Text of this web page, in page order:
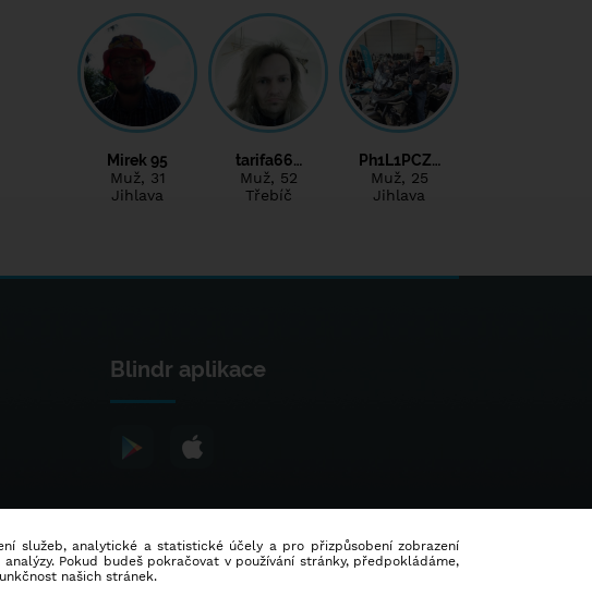
Mirek 95
Muž, 31
Jihlava
tarifa66…
Muž, 52
Třebíč
Ph1L1PCZ…
Muž, 25
Jihlava
Blindr aplikace
služeb, analytické a statistické účely a pro přizpůsobení zobrazení
Pokud budeš pokračovat v používání stránky, předpokládáme,
našich stránek.